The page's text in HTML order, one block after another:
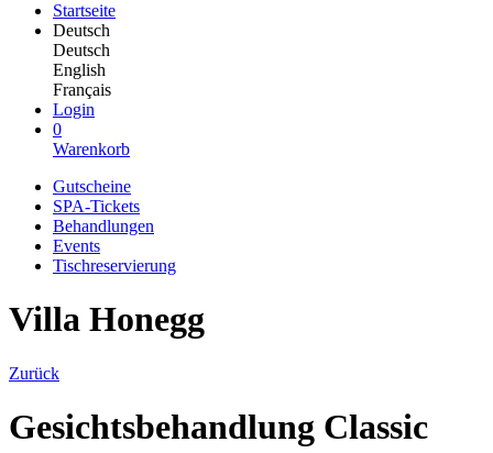
Startseite
Deutsch
Deutsch
English
Français
Login
0
Warenkorb
Gutscheine
SPA-Tickets
Behandlungen
Events
Tischreservierung
Villa Honegg
Zurück
Gesichtsbehandlung Classic